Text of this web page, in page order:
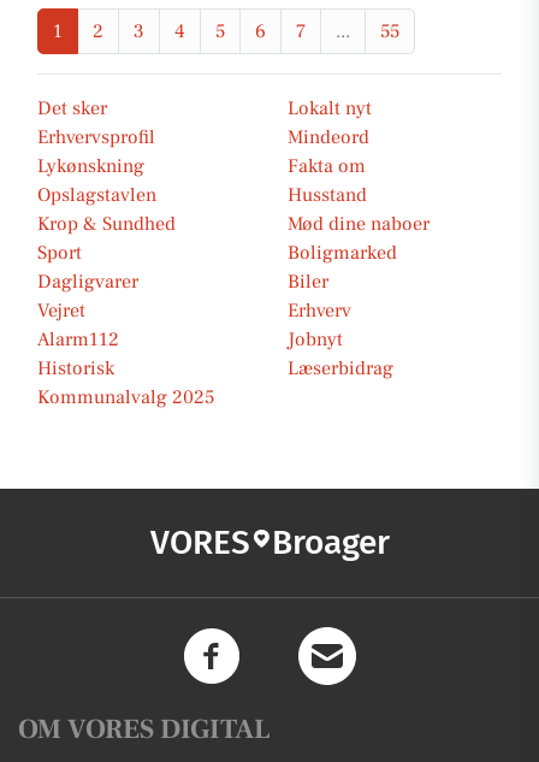
1 2 3 4 5 6 7 ... 55
Det sker
Lokalt nyt
Erhvervsprofil
Mindeord
Lykønskning
Fakta om
Opslagstavlen
Husstand
Krop & Sundhed
Mød dine naboer
Sport
Boligmarked
Dagligvarer
Biler
Vejret
Erhverv
Alarm112
Jobnyt
Historisk
Læserbidrag
Kommunalvalg 2025
VORES Broager
OM VORES DIGITAL